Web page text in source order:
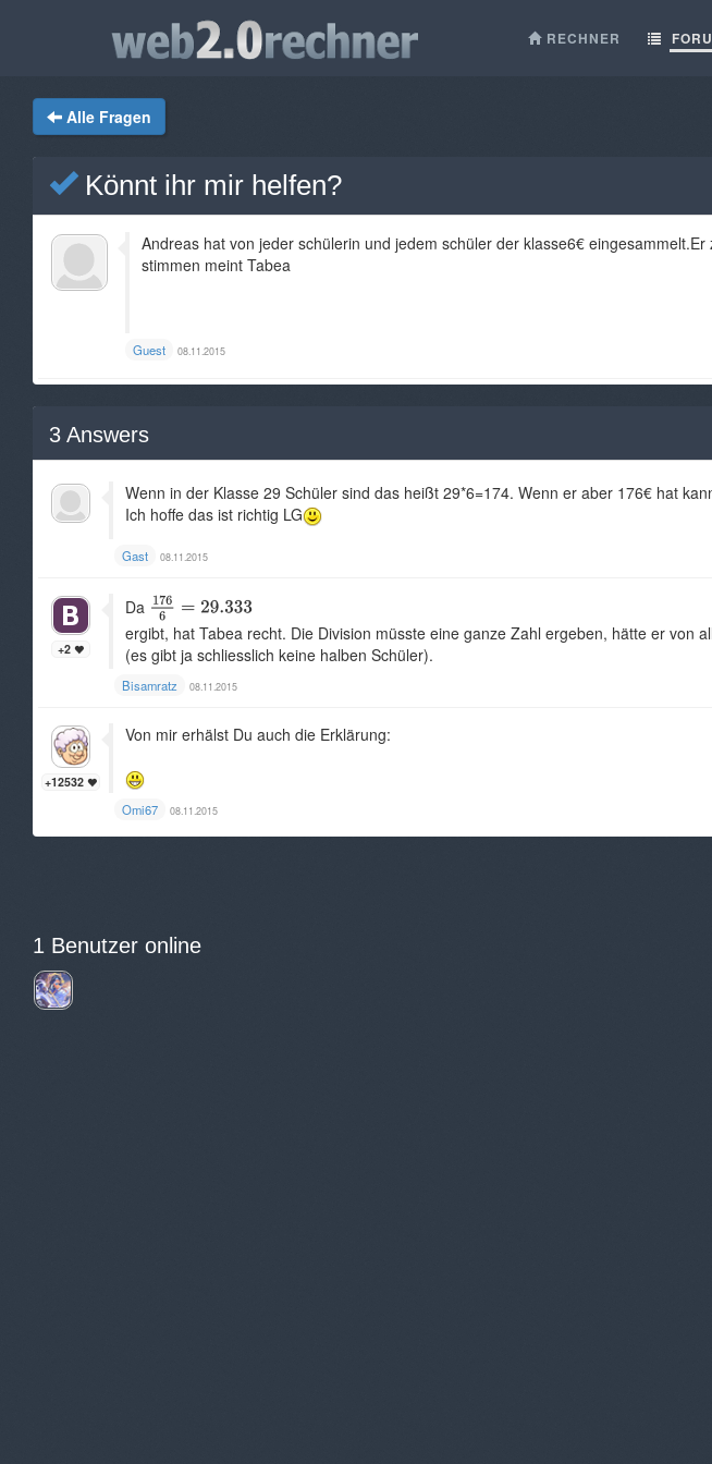
RECHNER
Alle Fragen
Könnt ihr mir helfen?
Andreas hat von jeder schülerin und jedem schüler der klasse6€
stimmen meint Tabea
Guest 08.11.2015
3 Answers
Wenn in der Klasse 29 Schüler sind das heißt 29*6=174. Wenn er aber 176€ hat
Ich hoffe das ist richtig LG
Gast 08.11.2015
+2
Da
ergibt, hat Tabea recht. Die Division müsste eine ganze Zahl ergeben, hätte er von
(es gibt ja schliesslich keine halben Schüler).
Bisamratz 08.11.2015
+12532
Von mir erhälst Du auch die Erklärung:
Omi67 08.11.2015
1 Benutzer online